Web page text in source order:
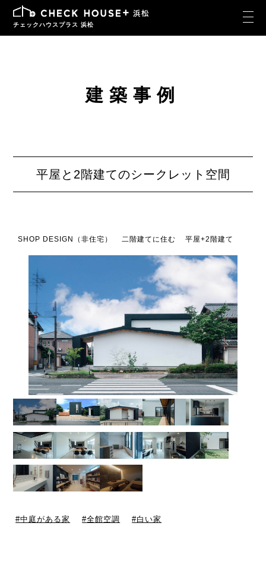
チェックハウスプラス 浜松
建築事例
平屋と2階建てのシークレット空間
SHOP DESIGN（非住宅） 二階建てに住む 平屋+2階建て
中庭がある家 全館空調 白い家